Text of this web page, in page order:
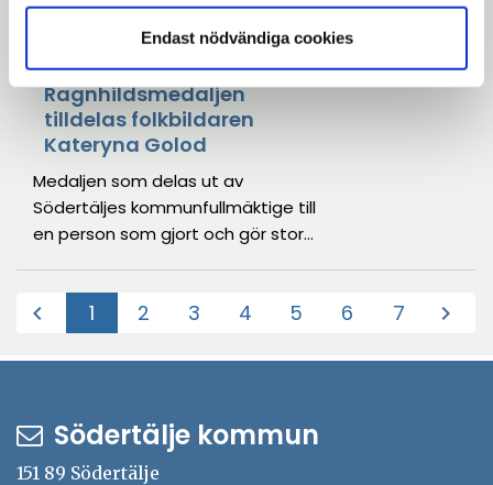
Endast nödvändiga cookies
med fokus på gemenskap, musik
och aktiviteter för hela familjen!
Sankta
Ragnhildsmedaljen
tilldelas folkbildaren
Kateryna Golod
Medaljen som delas ut av
Södertäljes kommunfullmäktige till
en person som gjort och gör stora
Golod för sitt folkbildande arbete
och insatser för de som flytt
kriget i Ukraina. Prisceremonin sker
nationaldagsfirandet på
Torekällberget.
chevron_left 1(Aktuell)
2 3 4 5 6 7 chevron_right
Södertälje kommun
151 89 Södertälje